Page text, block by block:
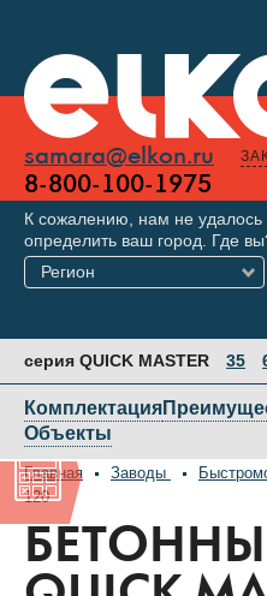
samara@elkon.ru
8-800-100-1975
К сожалению, нам не удалось
определить ваш город. Где
Регион
серия QUICK MASTER 35
Комплектация
Объекты
Главная Заводы
120